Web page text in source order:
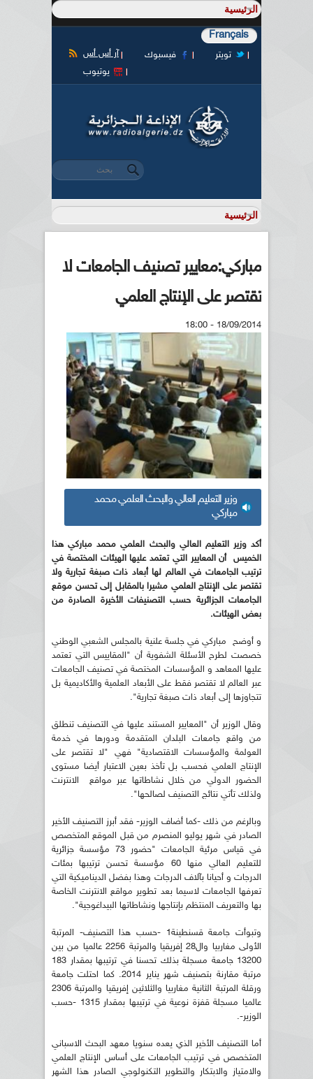
Français
آر أس أس فيسبوك
تويتر
يوتيوب
استمارة البحث
‏بحث ‏
مباركي:معايير تصنيف الجامعات لا
تقتصر على الإنتاج العلمي
18/09/2014 - 18:00
وزير التعليم العالي والبحث العلمي محمد
مباركي
أكد وزير التعليم العالي والبحث العلمي محمد مباركي هذا
الخميس أن المعايير التي تعتمد عليها الهيئات المختصة في
ترتيب الجامعات في العالم لها أبعاد ذات صبغة تجارية ولا
تقتصر على الإنتاج العلمي مشيرا بالمقابل إلى تحسن موقع
الجامعات الجزائرية حسب التصنيفات الأخيرة الصادرة من
بعض الهيئات.
و أوضح مباركي في جلسة علنية بالمجلس الشعبي الوطني
خصصت لطرح الأسئلة الشفوية أن "المقاييس التي تعتمد
عليها المعاهد و المؤسسات المختصة في تصنيف الجامعات
عبر العالم لا تقتصر فقط على الأبعاد العلمية والأكاديمية بل
تتجاوزها إلى أبعاد ذات صبغة تجارية".
وقال الوزير أن "المعايير المستند عليها في التصنيف تنطلق
من واقع جامعات البلدان المتقدمة ودورها في خدمة
العولمة والمؤسسات الاقتصادية" فهي "لا تقتصر على
الإنتاج العلمي فحسب بل تأخذ بعين الاعتبار أيضا مستوى
الحضور الدولي من خلال نشاطاتها عبر مواقع الانترنت
ولذلك تأتي نتائج التصنيف لصالحها".
وبالرغم من ذلك -كما أضاف الوزير- فقد أبرز التصنيف الأخير
الصادر في شهر يوليو المنصرم من قبل الموقع المتخصص
في قياس مرئية الجامعات "حضور 73 مؤسسة جزائرية
للتعليم العالي منها 60 مؤسسة تحسن ترتيبها بمئات
الدرجات و أحيانا بآلاف الدرجات وهذا بفضل الديناميكية التي
تعرفها الجامعات لاسيما بعد تطوير مواقع الانترنت الخاصة
بها والتعريف المنتظم بإنتاجها ونشاطاتها البيداغوجية".
وتبوأت جامعة قسنطينة1 -حسب هذا التصنيف- المرتبة
الأولى مغاربيا وال28 إفريقيا والمرتبة 2256 عالميا من بين
13200 جامعة مسجلة بذلك تحسنا في ترتيبها بمقدار 183
مرتبة مقارنة بتصنيف شهر يناير 2014. كما احتلت جامعة
ورقلة المرتبة الثانية مغاربيا والثلاثين إفريقيا والمرتبة 2306
عالميا مسجلة قفزة نوعية في ترتيبها بمقدار 1315 -حسب
الوزير-.
أما التصنيف الأخير الذي يعده سنويا معهد البحث الاسباني
المتخصص في ترتيب الجامعات على أساس الإنتاج العلمي
والامتياز والابتكار والتطوير التكنولوجي الصادر هذا الشهر